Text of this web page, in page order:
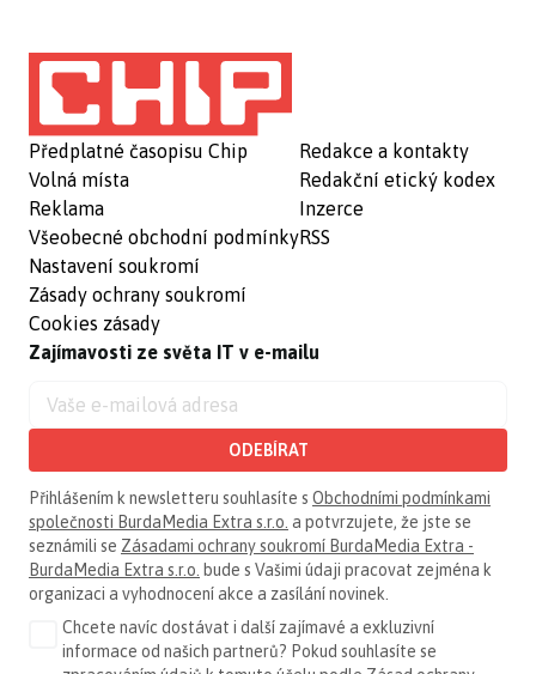
Předplatné časopisu Chip
Volná místa
Reklama
Všeobecné obchodní podmínky
Nastavení soukromí
Zásady ochrany soukromí
Cookies zásady
Redakce a kontakty
Redakční etický kodex
Inzerce
RSS
Zajímavosti ze světa IT v e-mailu
ODEBÍRAT
Přihlášením k newsletteru souhlasíte s Obchodními podmínkami
společnosti BurdaMedia Extra s.r.o. a potvrzujete, že jste se
seznámili se Zásadami ochrany soukromí BurdaMedia Extra -
BurdaMedia Extra s.r.o. bude s Vašimi údaji pracovat zejména k
organizaci a vyhodnocení akce a zasílání novinek.
Chcete navíc dostávat i další zajímavé a exkluzivní
informace od našich partnerů? Pokud souhlasíte se